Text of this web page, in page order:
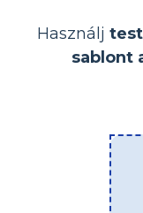
Használj
sablont